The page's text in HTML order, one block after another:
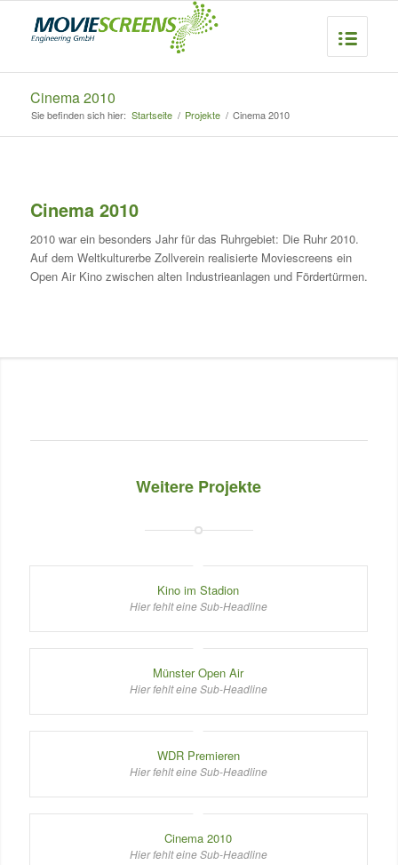
Cinema 2010
Sie befinden sich hier: Startseite / Projekte / Cinema 2010
Cinema 2010
2010 war ein besonders Jahr für das Ruhrgebiet: Die Ruhr 2010.
Auf dem Weltkulturerbe Zollverein realisierte Moviescreens ein
Open Air Kino zwischen alten Industrieanlagen und Fördertürmen.
Weitere Projekte
Kino im Stadion
Hier fehlt eine Sub-Headline
Münster Open Air
Hier fehlt eine Sub-Headline
WDR Premieren
Hier fehlt eine Sub-Headline
Cinema 2010
Hier fehlt eine Sub-Headline